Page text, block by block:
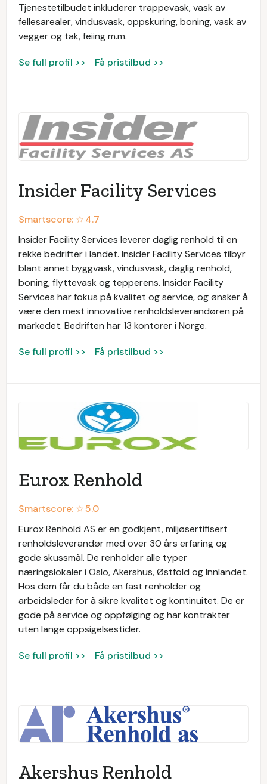
Tjenestetilbudet inkluderer trappevask, vask av
fellesarealer, vindusvask, oppskuring, boning, vask av
vegger og tak, feiing m.m.
Se full profil >> Få pristilbud >>
Insider Facility Services
Smartscore: ☆4.7
Insider Facility Services leverer daglig renhold til en
rekke bedrifter i landet. Insider Facility Services tilbyr
blant annet byggvask, vindusvask, daglig renhold,
boning, flyttevask og tepperens. Insider Facility
Services har fokus på kvalitet og service, og ønsker å
være den mest innovative renholdsleverandøren på
markedet. Bedriften har 13 kontorer i Norge.
Se full profil >> Få pristilbud >>
Eurox Renhold
Smartscore: ☆5.0
Eurox Renhold AS er en godkjent, miljøsertifisert
renholdsleverandør med over 30 års erfaring og
gode skussmål. De renholder alle typer
næringslokaler i Oslo, Akershus, Østfold og Innlandet.
Hos dem får du både en fast renholder og
arbeidsleder for å sikre kvalitet og kontinuitet. De er
gode på service og oppfølging og har kontrakter
uten lange oppsigelsestider.
Se full profil >> Få pristilbud >>
Akershus Renhold